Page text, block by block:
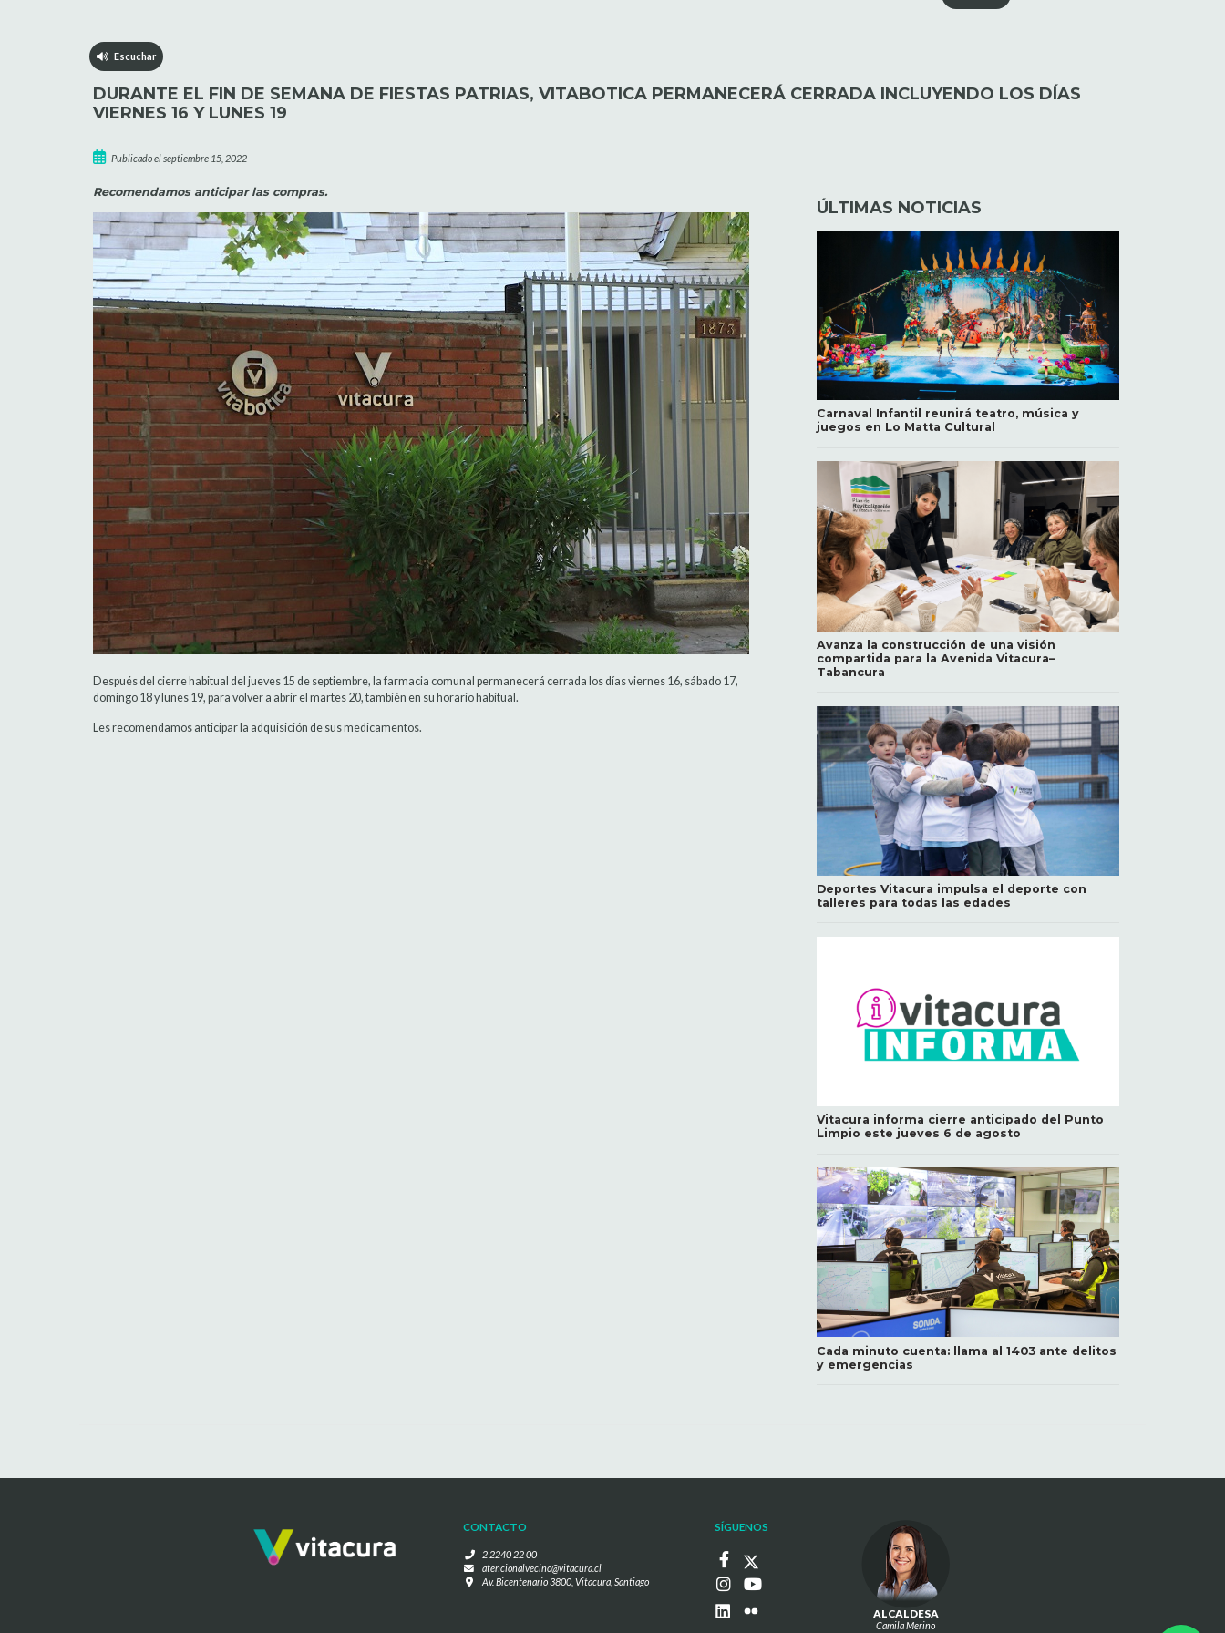
Escuchar
DURANTE EL FIN DE SEMANA DE FIESTAS PATRIAS, VITABOTICA PERMANECERÁ CERRADA INCLUYENDO LOS DÍAS
VIERNES 16 Y LUNES 19
Publicado el septiembre 15, 2022
Recomendamos anticipar las compras.
Después del cierre habitual del jueves 15 de septiembre, la farmacia comunal permanecerá cerrada los días viernes 16, sábado 17,
domingo 18 y lunes 19, para volver a abrir el martes 20, también en su horario habitual.
Les recomendamos anticipar la adquisición de sus medicamentos.
ÚLTIMAS NOTICIAS
Carnaval Infantil reunirá teatro, música y
juegos en Lo Matta Cultural
Avanza la construcción de una visión
compartida para la Avenida Vitacura–
Tabancura
Deportes Vitacura impulsa el deporte con
talleres para todas las edades
Vitacura informa cierre anticipado del Punto
Limpio este jueves 6 de agosto
Cada minuto cuenta: llama al 1403 ante delitos
y emergencias
CONTACTO
2 2240 22 00
atencionalvecino@vitacura.cl
Av. Bicentenario 3800, Vitacura, Santiago
SÍGUENOS
ALCALDESA
Camila Merino